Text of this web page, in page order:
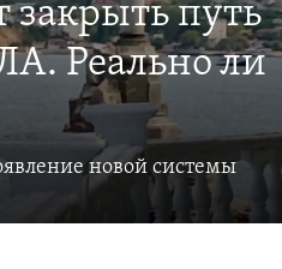
закрыть путь
Реально ли
новой системы